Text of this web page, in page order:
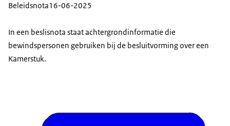
Beleidsnota16-06-2025
In een beslisnota staat achtergrondinformatie die
bewindspersonen gebruiken bij de besluitvorming over een
Kamerstuk.